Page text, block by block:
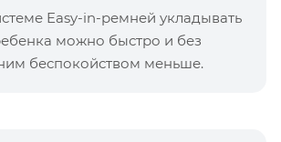
Easy-in-ремней укладывать
можно быстро и без
беспокойством меньше.